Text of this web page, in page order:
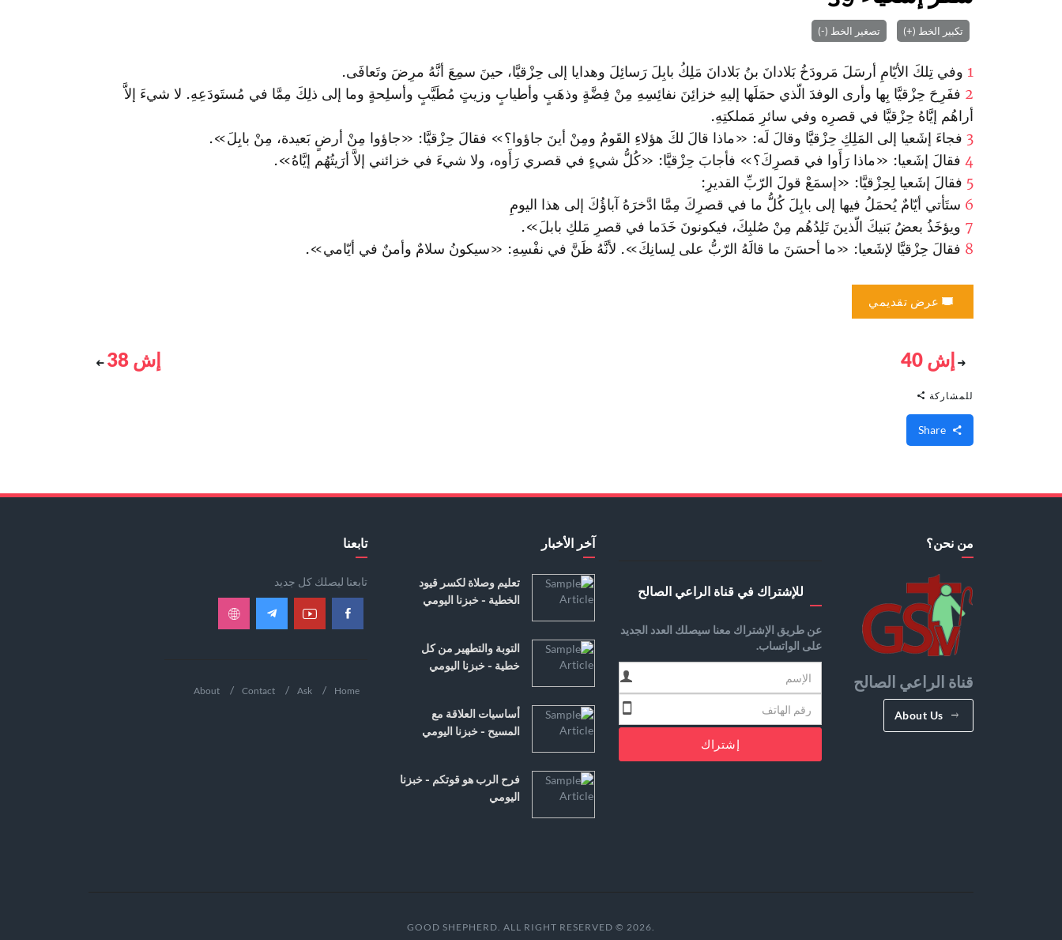
تكبير الخط (+) تصغير الخط (-)
1 وفي تِلكَ الأيّامِ أرسَلَ مَرودَخُ بَلادانَ بنُ بَلادانَ مَلِكُ بابِلَ رَسائِلَ وهدايا إلى حِزْقيَّا، حينَ سمِعَ أنَّهُ مرِضَ وتَعافَى. ‌
2 ففَرِحَ حِزْقيَّا بِها وأرى الوفدَ الّذي حمَلَها إليهِ خزائِنَ نفائِسِهِ مِنْ فِضَّةٍ وذهَبٍ وأطيابٍ وزيتٍ مُطَيَّبٍ وأسلِحةٍ وما إلى ذلِكَ مِمَّا في مُستَودَعِهِ. لا شيءَ إلاَّ
أراهُم إيَّاهُ حِزْقيَّا في قصرِه وفي سائرِ مَملكتِهِ.
3 فجاءَ إشَعيا إلى المَلِكِ حِزْقيَّا وقالَ لَه: «ماذا قالَ لكَ هؤلاءِ القَومُ ومِنْ أينَ جاؤوا؟» فقالَ حِزْقيَّا: «جاؤوا مِنْ أرضٍ بَعيدة، مِنْ بابِلَ».
4 فقالَ إشَعيا: «ماذا رَأَوا في قصرِكَ؟» فأجابَ حِزْقيَّا: «كُلُّ شيءٍ في قصري رَأَوه، ولا شيءَ في خزائني إلاَّ أرَيتُهُم إيَّاهُ».
5 فقالَ إشَعيا لِحِزْقيَّا: «إسمَعْ قولَ الرّبِّ القديرِ:
6 ستَأتي أيّامٌ يُحمَلُ فيها إلى بابِلَ كُلُّ ما في قصرِكَ مِمَّا ا‏دَّخرَهُ آباؤُكَ إلى هذا اليومِ
7 ويؤخَذُ بعضُ بَنيكَ الّذينَ تَلِدُهُم مِنْ صُلبِكَ، فيكونونَ خَدَما في قصرِ مَلكِ بابلَ». ‌
8 فقالَ حِزْقيَّا لإشَعيا: «ما أحسَنَ ما قالَهُ الرّبُّ على لِسانِكَ». لأنَّهُ ظَنَّ في نفْسِهِ: «سيكونُ سلامٌ وأمنٌ في أيّامي».
عرض تقديمي
إش 40 إش 38
للمشاركة
من نحن؟
قناة الراعي الصالح
About Us
للإشتراك في قناة الراعي الصالح
عن طريق الإشتراك معنا سيصلك العدد الجديد
على الواتساب.
إشتراك
آخر الأخبار
تعليم وصلاة لكسر قيود
الخطية - خبزنا اليومي
التوبة والتطهير من كل
خطية - خبزنا اليومي
أساسيات العلاقة مع
المسيح - خبزنا اليومي
فرح الرب هو قوتكم - خبزنا
اليومي
تابعنا
تابعنا ليصلك كل جديد
Home
Ask
Contact
About
.GOOD SHEPHERD. ALL RIGHT RESERVED © 2026